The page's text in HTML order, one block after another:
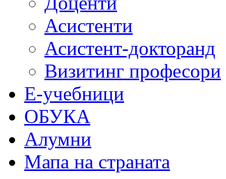
Асистенти
Асистент-докторанд
Визитинг професори
Е-учебници
ОБУКА
Алумни
Мапа на страната